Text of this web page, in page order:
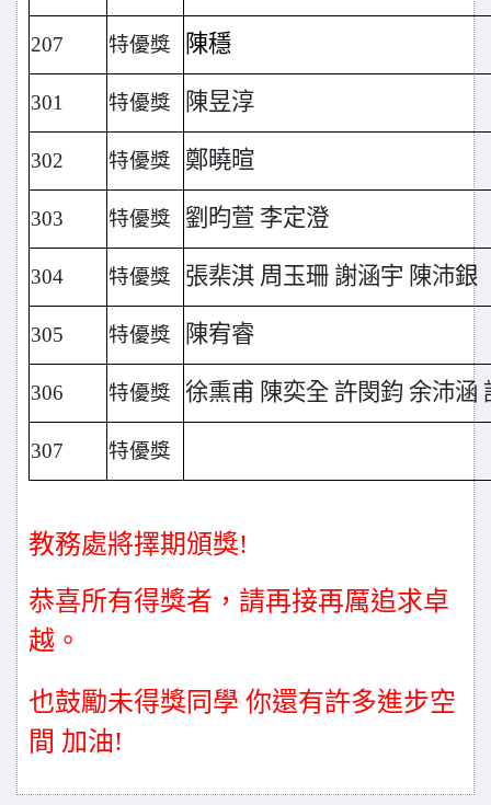
207 特優獎 陳穩
301 特優獎 陳昱淳
302 特優獎 鄭曉暄
303 特優獎 劉昀萱 李定澄
304 特優獎 張棐淇 周玉珊 謝涵宇 陳沛銀
305 特優獎 陳宥睿
306 特優獎 徐熏甫 陳奕全 許閔鈞 余沛涵
307 特優獎
教務處將擇期頒獎!
恭喜所有得獎者，請再接再厲追求卓
越。
也鼓勵未得獎同學 你還有許多進步空
間 加油!